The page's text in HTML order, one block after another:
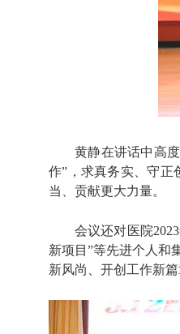
黄静在讲话中高
作”，求真务实、守正
当、贡献更大力量。
会议还对医院
新项目”等先进个人和
新风尚、开创工作新篇